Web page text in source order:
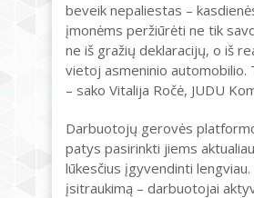
beveik nepaliestas –
įmonėms peržiūrėti ne tik
ne iš gražių deklaracijų, o iš
vietoj asmeninio automobilio.
– sako Vitalija Ročė, JUDU
Darbuotojų gerovės
patys pasirinkti jiems
lūkesčius įgyvendinti
įsitraukimą – darbuotojai